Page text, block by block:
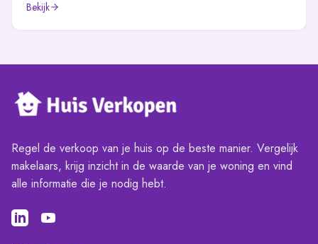
Bekijk
Regel de verkoop van je huis op de beste manier. Vergelijk
makelaars, krijg inzicht in de waarde van je woning en vind
alle informatie die je nodig hebt.